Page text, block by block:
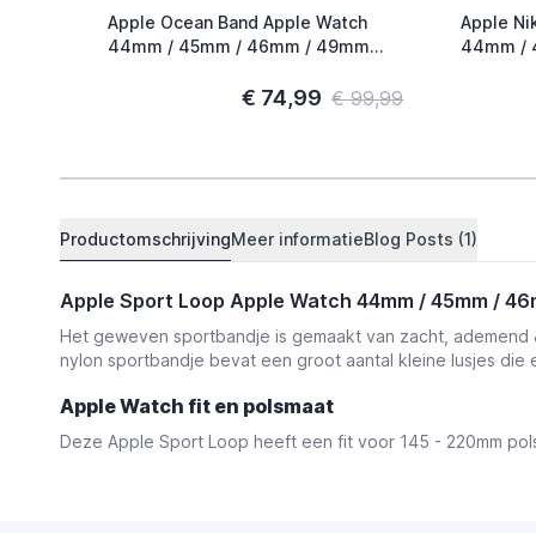
Apple Ocean Band Apple Watch
44mm / 45mm / 46mm / 49mm
€ 74,99 € 99,99
Apple
44mm /
ProductomschrijvingMeer informatieBlog Posts (1)
Apple Sport Loop Apple Watch 44mm / 45mm /
Het geweven sportbandje is gemaakt van zacht,
nylon sportbandje bevat een groot aantal kleine lusjes
Apple Watch fit en polsmaat
Deze Apple Sport Loop heeft een fit voor 145 - 220mm